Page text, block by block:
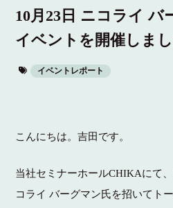
10月23日 ニコライ バ
イベントを開催しま
イベントレポート
こんにちは。吉田です。
当社セミナーホールCHIKAにて
コライ バーグマン氏を招いてト